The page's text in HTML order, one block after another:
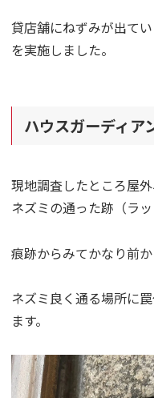
貸店舗にねずみが出て
を実施しました。
ハウスガーディア
現地調査したところ屋
ネズミの通った跡（ラ
痕跡からみてかなり前
ネズミ良く通る場所に
ます。